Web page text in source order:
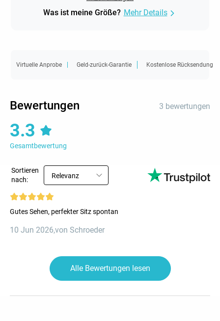
Was ist meine Größe? Mehr Details
Virtuelle Anprobe Geld-zurück-Garantie Kostenlose Rücksendung
Bewertungen 3 bewertungen
3.3
Gesamtbewertung
Sortieren
nach:
Relevanz
Gutes Sehen, perfekter Sitz spontan
10 Jun 2026,von Schroeder
Alle Bewertungen lesen